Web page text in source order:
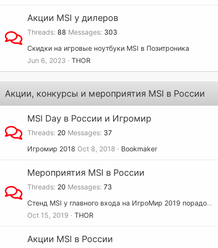
Акции MSI у дилеров
Threads 88 Messages 303
Скидки на игровые ноутбуки MSI в Позитроника
Jun 6, 2023
THOR
Акции, конкурсы и мероприятия MSI в Роcсии
MSI Day в России и Игромир
Threads 20 Messages 37
Игромир 2018 Oct 8, 2018 Bookmaker
Мероприятия MSI в Роcсии
Threads 20 Messages 73
Стенд MSI у главного входа на ИгроМир 2019 порадовал зажигательными активностями
Oct 15, 2019
THOR
Акции MSI в России